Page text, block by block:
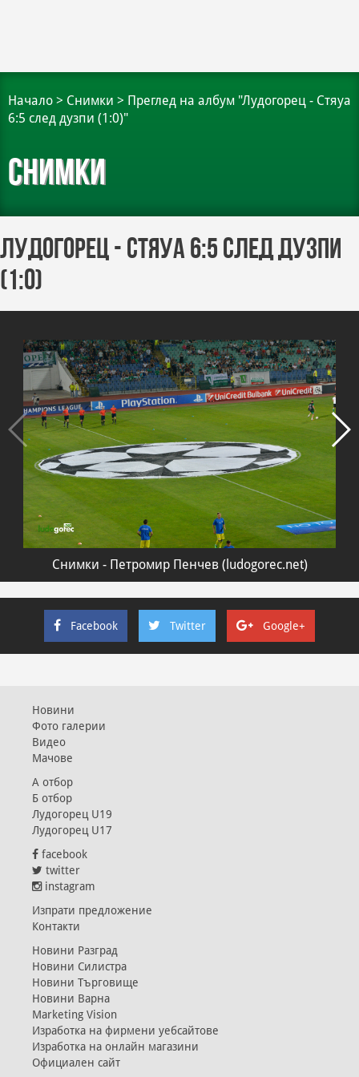
Начало > Снимки > Преглед на албум "Лудогорец - Стяуа
6:5 след дузпи (1:0)"
Снимки
Лудогорец - Стяуа 6:5 след дузпи
(1:0)
Снимки - Петромир Пенчев (ludogorec.net)
Facebook Twitter Google+
Новини
Фото галерии
Видео
Мачове
А отбор
Б отбор
Лудогорец U19
Лудогорец U17
facebook
twitter
instagram
Изпрати предложение
Контакти
Новини Разград
Новини Силистра
Новини Търговище
Новини Варна
Marketing Vision
Изработка на фирмени уебсайтове
Изработка на онлайн магазини
Официален сайт